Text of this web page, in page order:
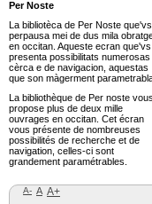
Per Noste
La bibliotèca de Per Noste que'vs
perpausa mei de dus mila
en occitan. Aqueste ecran que'vs
presenta possibilitats numerosas
cèrca e de navigacion, aquestas
que son màgerment
La bibliothèque de Per noste vous
propose plus de deux mille
ouvrages en occitan. Cet écran
vous présente de nombreuses
possibilités de recherche et de
navigation, celles-ci sont
grandement paramétrables.
A- A A+